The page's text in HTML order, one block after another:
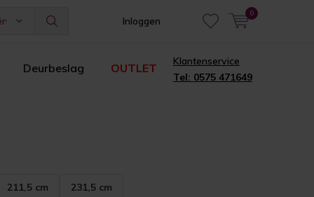
Inloggen
0
Deurbeslag OUTLET
Klantenservice
Tel: 0575 471649
211,5 cm 231,5 cm